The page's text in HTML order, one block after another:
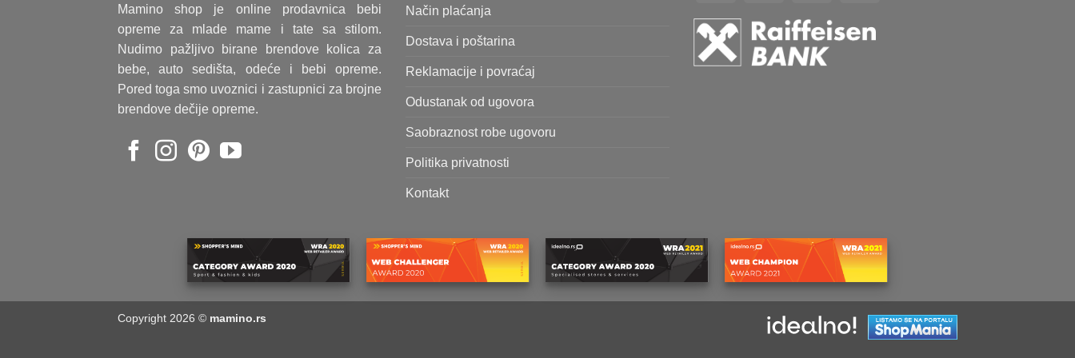
Mamino shop je online prodavnica bebi
opreme za mlade mame i tate sa stilom.
Nudimo pažljivo birane brendove kolica za
bebe, auto sedišta, odeće i bebi opreme.
Pored toga smo uvoznici i zastupnici za brojne
brendove dečije opreme.
Način plaćanja
Dostava i poštarina
Reklamacije i povraćaj
Odustanak od ugovora
Saobraznost robe ugovoru
Politika privatnosti
Kontakt
Copyright 2026 © mamino.rs